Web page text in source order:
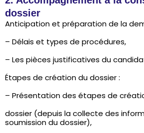
dossier
Anticipation et préparation de la
– Délais et types de procédures,
– Les pièces justificatives du
Étapes de création du dossier :
– Présentation des étapes de
dossier (depuis la collecte des
soumission du dossier),